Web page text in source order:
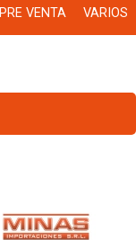
PRE VENTA VARIOS